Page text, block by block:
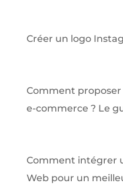
Créer un logo
Comment
e-commerce ? Le
Comment intégrer
Web pour un